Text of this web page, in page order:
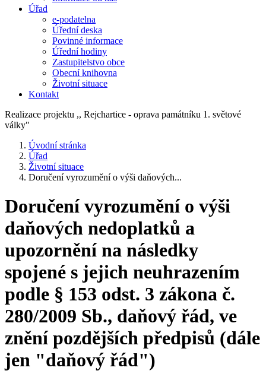
Úřad
e-podatelna
Úřední deska
Povinné informace
Úřední hodiny
Zastupitelstvo obce
Obecní knihovna
Životní situace
Kontakt
Realizace projektu ,, Rejchartice - oprava památníku 1. světové
války"
Úvodní stránka
Úřad
Životní situace
Doručení vyrozumění o výši daňových...
Doručení vyrozumění o výši
daňových nedoplatků a
upozornění na následky
spojené s jejich neuhrazením
podle § 153 odst. 3 zákona č.
280/2009 Sb., daňový řád, ve
znění pozdějších předpisů (dále
jen "daňový řád")